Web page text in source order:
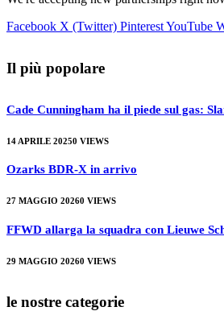
Facebook X (Twitter) PinterestYouTube
Il più popolare
Cade Cunningham ha il piede sul gas:
14 APRILE 20250 VIEWS
Ozarks BDR-X in arrivo
27 MAGGIO 20260 VIEWS
FFWD allarga la squadra con Lieuwe
29 MAGGIO 20260 VIEWS
le nostre categorie